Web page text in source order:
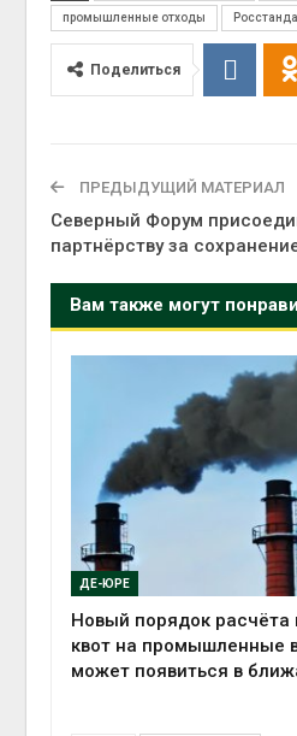
промышленные отходы
Поделиться
ПРЕДЫДУЩИЙ МАТЕРИАЛ
Северный Форум
партнёрству за
Вам также могут
ДЕ-ЮРЕ
Новый порядок расчёта
квот на промышленные
может появиться в